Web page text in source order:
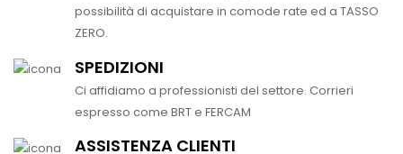
possibilità di acquistare in comode rate ed a TASSO
ZERO.
SPEDIZIONI
Ci affidiamo a professionisti del settore. Corrieri
espresso come BRT e FERCAM
ASSISTENZA CLIENTI